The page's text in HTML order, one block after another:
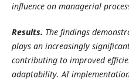
influence on managerial
Results. The findings
plays an increasingly
contributing to improved
adaptability. AI